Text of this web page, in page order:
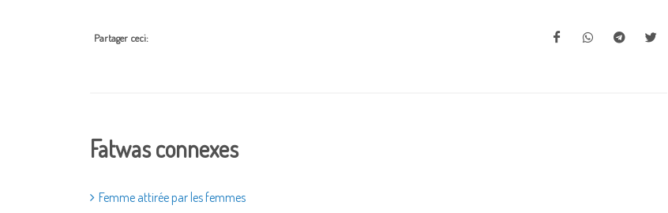
Partager ceci:
Fatwas connexes
Femme attirée par les femmes